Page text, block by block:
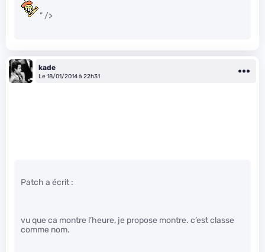
" />
kade
Le 18/01/2014 à 22h31
Patch a écrit :
vu que ca montre l’heure, je propose montre. c’est classe
comme nom.